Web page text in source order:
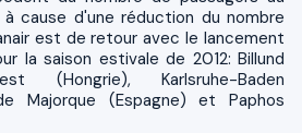
cause d'une réduction du nombre
est de retour avec le lancement
la saison estivale de 2012: Billund
(Hongrie), Karlsruhe-Baden
Majorque (Espagne) et Paphos